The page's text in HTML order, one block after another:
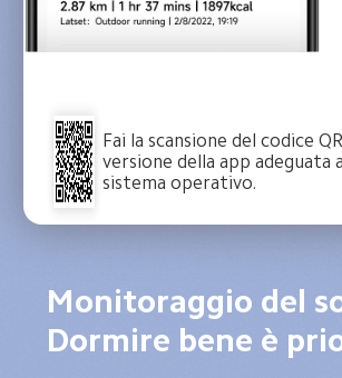
Fai la scansione del codice
versione della app adeguata
sistema operativo.
Monitoraggio del
Dormire bene è